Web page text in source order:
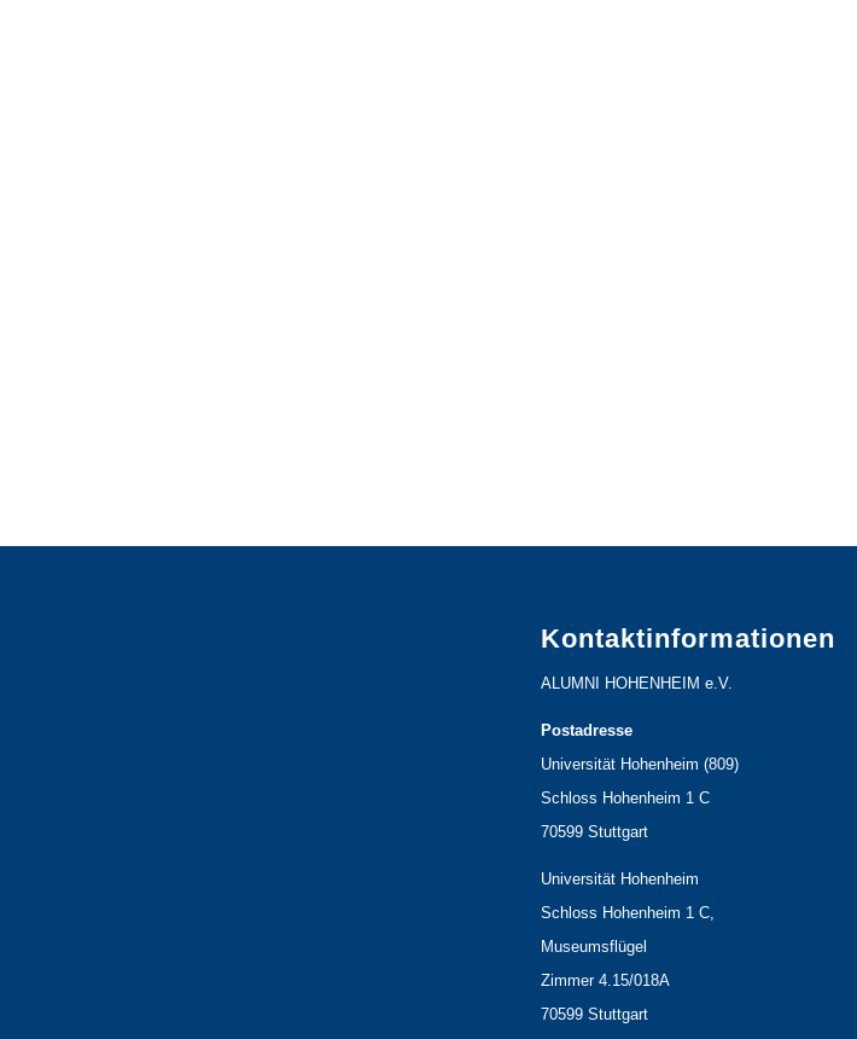
Kontaktinformationen
ALUMNI HOHENHEIM e.V.
Postadresse
Universität Hohenheim (809)
Schloss Hohenheim 1 C
70599 Stuttgart
Universität Hohenheim
Schloss Hohenheim 1 C,
Museumsflügel
Zimmer 4.15/018A
70599 Stuttgart